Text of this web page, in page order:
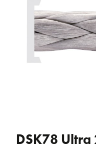
DSK78 Ultra